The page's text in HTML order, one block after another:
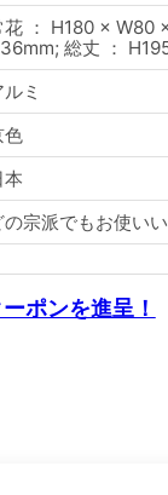
花 ： H180 × W80
総丈 ：
ミ
色
本
の宗派でもお使い
ポンを進呈！